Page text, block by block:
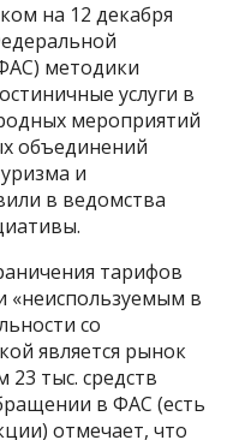
на 12 декабря
методики
услуги в
мероприятий
объединений
и
в ведомства
тарифов
в
со
является рынок
23 тыс. средств
в ФАС (есть
отмечает, что